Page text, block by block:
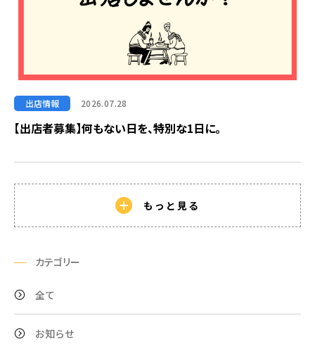
出店情報 2026.07.28
【出店者募集】何もない日を、特別な1日に。
もっと見る
カテゴリー
全て
お知らせ